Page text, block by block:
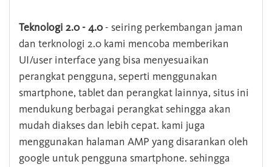
Teknologi 2.0 - 4.0- seiring perkembangan jaman
dan terknologi 2.0 kami mencoba memberikan
UI/user interface yang bisa menyesuaikan
perangkat pengguna, seperti menggunakan
smartphone, tablet dan perangkat lainnya, situs ini
mendukung berbagai perangkat sehingga akan
mudah diakses dan lebih cepat. kami juga
menggunakan halaman AMP yang disarankan oleh
google untuk pengguna smartphone. sehingga